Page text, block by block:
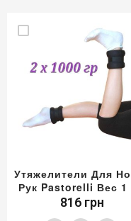
Утяжелители Для
Рук Pastorelli Вес 1
816 грн